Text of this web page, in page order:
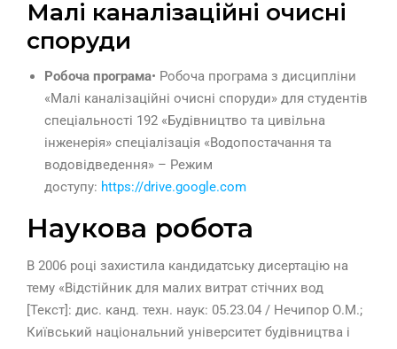
Малі каналізаційні очисні
споруди
Робоча програма• Робоча програма з дисципліни
«Малі каналізаційні очисні споруди» для студентів
спеціальності 192 «Будівництво та цивільна
інженерія» спеціалізація «Водопостачання та
водовідведення» – Режим
доступу: https://drive.google.com
Наукова робота
В 2006 році захистила кандидатську дисертацію на
тему «Відстійник для малих витрат стічних вод
[Текст]: дис. канд. техн. наук: 05.23.04 / Нечипор О.М.;
Київський національний університет будівництва і